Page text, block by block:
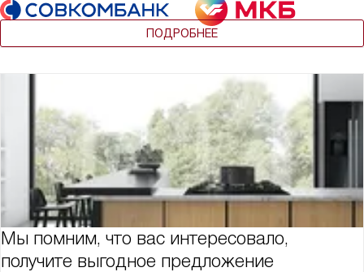
ПОДРОБНЕЕ
Мы помним, что вас интересовало,
получите выгодное предложение